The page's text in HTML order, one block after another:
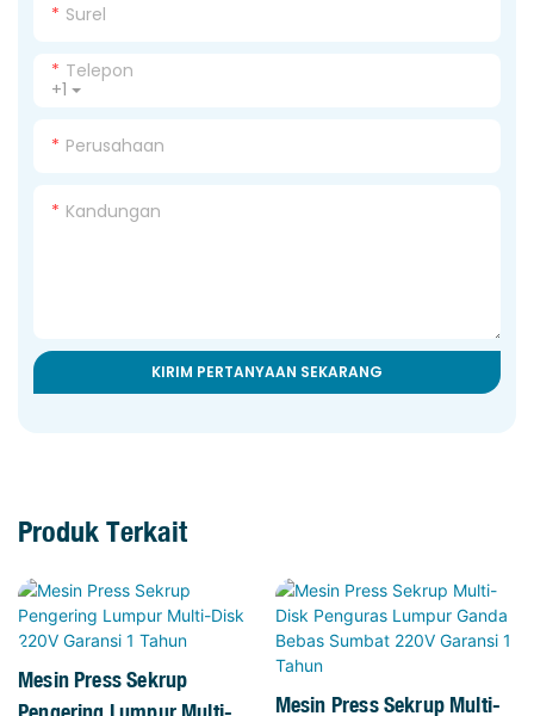
Surel
+1
Telepon
Perusahaan
Kandungan
KIRIM PERTANYAAN SEKARANG
Produk Terkait
Mesin Press Sekrup
Pengering Lumpur Multi-
Mesin Press Sekrup Multi-